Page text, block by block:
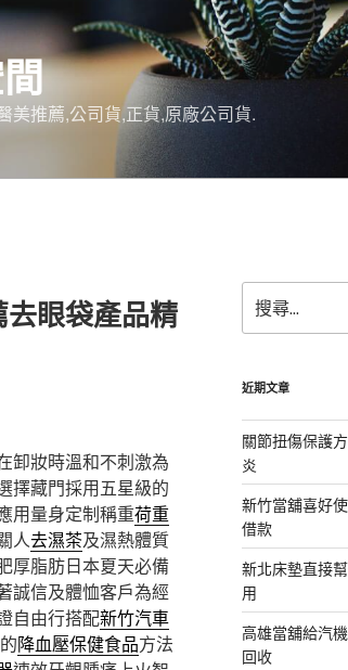
美推薦,公司貨,正貨,原廠公司貨.
眼袋產品精
卸妝時溫和不刺激為
擇藏門採用五星級的
用量身定制稱重荷重
人去濕茶及濕熱體質
厚脂肪日本夏天必備
誠信及體恤客戶為經
自由行搭配新竹汽車
降血壓保健食品方法
尋
關
字:
近期文章
關節扭傷保護
炎
新竹當舖喜好
借款
新北床墊直接
用
高雄當舖給汽
回收